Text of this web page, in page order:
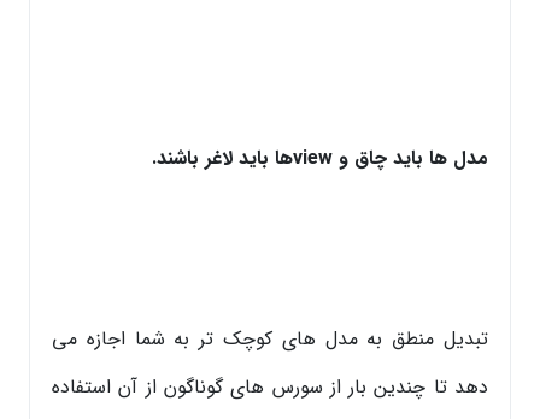
مدل ها باید چاق و viewها باید لاغر باشند.
تبدیل منطق به مدل های کوچک تر به شما اجازه می
دهد تا چندین بار از سورس های گوناگون از آن استفاده